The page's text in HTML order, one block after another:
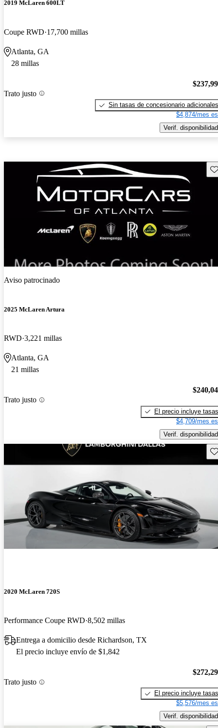
2019 McLaren 600LT
Coupe RWD 17,700 millas
Atlanta, GA
28 millas
Trato justo
Sin tasas de concesionario adicionales
$4,874/mes
Verif. disponibilidad
Aviso patrocinado
2025 McLaren Artura
RWD 3,221 millas
Atlanta, GA
21 millas
Trato justo
El precio incluye tasas
$4,709/mes
Verif. disponibilidad
2020 McLaren 720S
Performance Coupe RWD 8,502 millas
Entrega a domicilio desde Richardson, TX
El precio incluye envío de $1,842
Trato justo
El precio incluye tasas
$5,576/mes
Verif. disponibilidad